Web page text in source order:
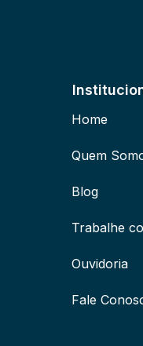
Home
Quem
Blog
Trabalhe
Ouvidoria
Fale